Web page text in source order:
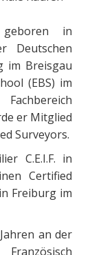
in
Deutschen
im Breisgau
(EBS) im
er Mitglied
Surveyors.
C.E.I.F. in
Certified
Freiburg im
an der